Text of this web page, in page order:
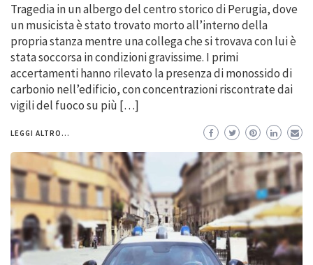
Tragedia in un albergo del centro storico di Perugia, dove
un musicista è stato trovato morto all’interno della
propria stanza mentre una collega che si trovava con lui è
stata soccorsa in condizioni gravissime. I primi
accertamenti hanno rilevato la presenza di monossido di
carbonio nell’edificio, con concentrazioni riscontrate dai
vigili del fuoco su più […]
LEGGI ALTRO...